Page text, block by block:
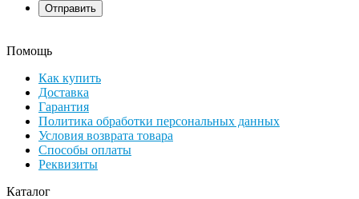
Помощь
Как купить
Доставка
Гарантия
Политика обработки персональных данных
Условия возврата товара
Способы оплаты
Реквизиты
Каталог